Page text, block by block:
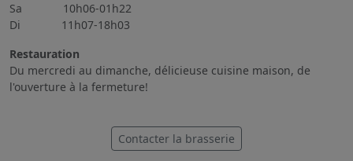
Sa 10h06-01h22
Di 11h07-18h03
Restauration
Du mercredi au dimanche, délicieuse cuisine maison, de
l'ouverture à la fermeture!
Contacter la brasserie